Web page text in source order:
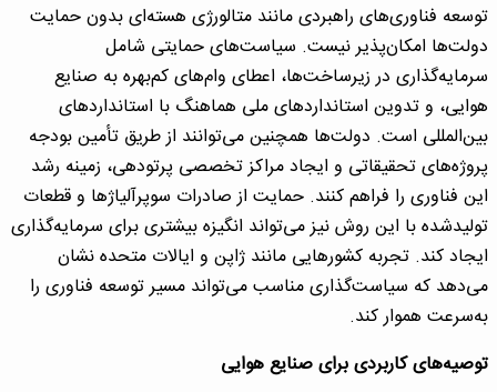
توسعه فناوری‌های راهبردی مانند متالورژی هسته‌ای بدون حمایت
دولت‌ها امکان‌پذیر نیست. سیاست‌های حمایتی شامل
سرمایه‌گذاری در زیرساخت‌ها، اعطای وام‌های کم‌بهره به صنایع
هوایی، و تدوین استانداردهای ملی هماهنگ با استانداردهای
بین‌المللی است. دولت‌ها همچنین می‌توانند از طریق تأمین بودجه
پروژه‌های تحقیقاتی و ایجاد مراکز تخصصی پرتودهی، زمینه رشد
این فناوری را فراهم کنند. حمایت از صادرات سوپرآلیاژها و قطعات
تولیدشده با این روش نیز می‌تواند انگیزه بیشتری برای سرمایه‌گذاری
ایجاد کند. تجربه کشورهایی مانند ژاپن و ایالات متحده نشان
می‌دهد که سیاست‌گذاری مناسب می‌تواند مسیر توسعه فناوری را
به‌سرعت هموار کند.
توصیه‌های کاربردی برای صنایع هوایی